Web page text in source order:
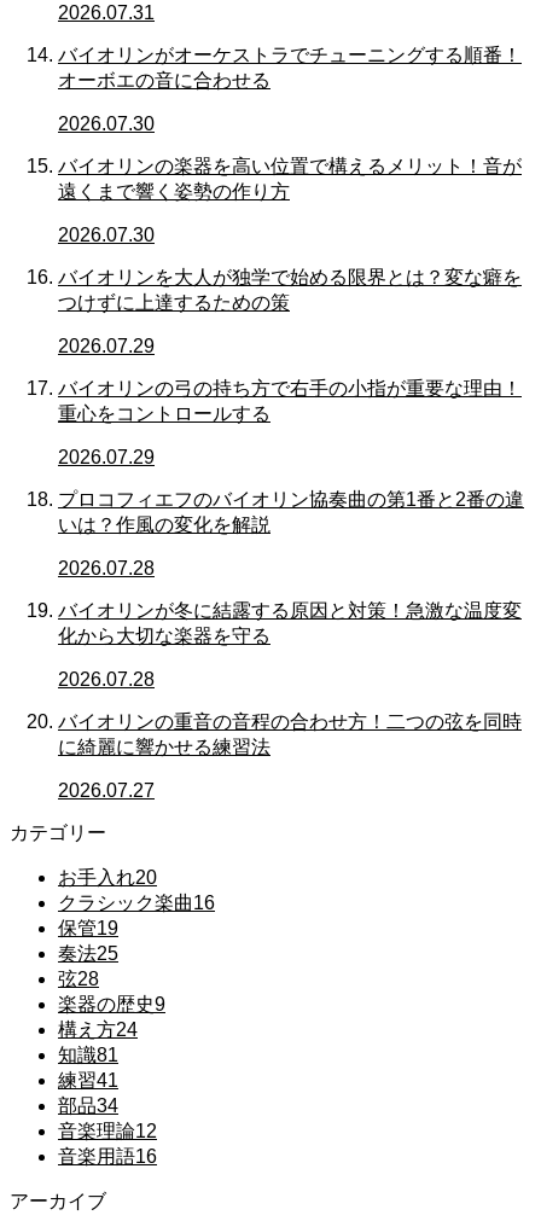
2026.07.31
バイオリンがオーケストラでチューニングする順番！
オーボエの音に合わせる
2026.07.30
バイオリンの楽器を高い位置で構えるメリット！音が
遠くまで響く姿勢の作り方
2026.07.30
バイオリンを大人が独学で始める限界とは？変な癖を
つけずに上達するための策
2026.07.29
バイオリンの弓の持ち方で右手の小指が重要な理由！
重心をコントロールする
2026.07.29
プロコフィエフのバイオリン協奏曲の第1番と2番の違
いは？作風の変化を解説
2026.07.28
バイオリンが冬に結露する原因と対策！急激な温度変
化から大切な楽器を守る
2026.07.28
バイオリンの重音の音程の合わせ方！二つの弦を同時
に綺麗に響かせる練習法
2026.07.27
カテゴリー
お手入れ20
クラシック楽曲16
保管19
奏法25
弦28
楽器の歴史9
構え方24
知識81
練習41
部品34
音楽理論12
音楽用語16
アーカイブ